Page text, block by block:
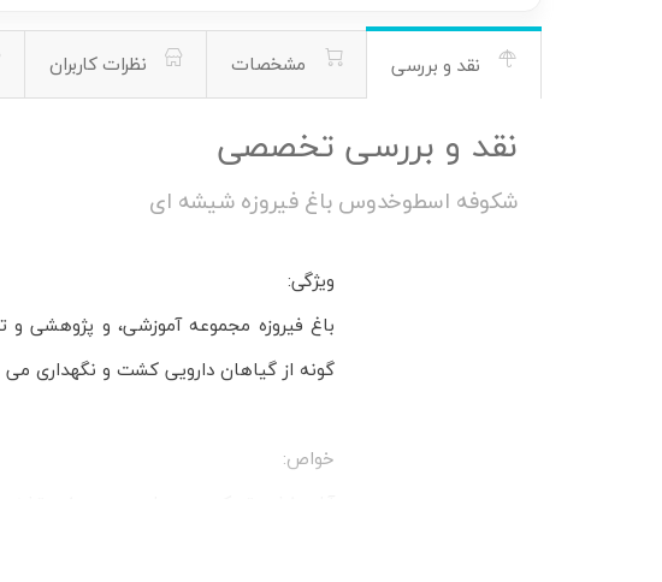
نقد و بررسی مشخصات نظرات کاربران
نقد و بررسی تخصصی
شکوفه اسطوخدوس باغ فیروزه شیشه ای
ویژگی:
گونه از گیاهان دارویی کشت و نگهداری
خواص: